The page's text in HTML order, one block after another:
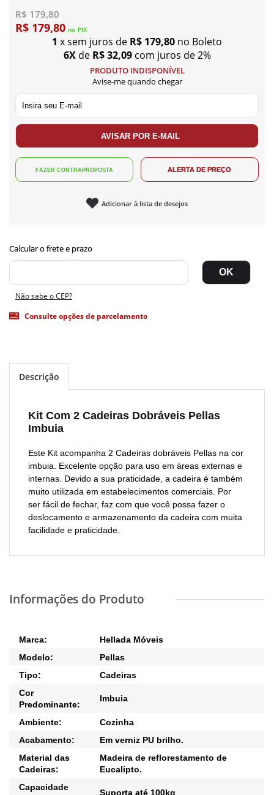
R$ 179,80
R$ 179,80 no PIX
1 x sem juros de R$ 179,80 no Boleto
6Xde R$ 32,09 com juros de 2%
PRODUTO INDISPONÍVEL
Avise-me quando chegar
Adicionar à lista de desejos
Não sabe o CEP?
Consulte opções de parcelamento
Descrição
Kit Com 2 Cadeiras Dobráveis Pellas
Imbuia
Este Kit acompanha 2 Cadeiras dobráveis Pellas na cor
imbuia. Excelente opção para uso em áreas externas e
internas. Devido a sua praticidade, a cadeira é também
muito utilizada em estabelecimentos comerciais. Por
ser fácil de fechar, faz com que você possa fazer o
deslocamento e armazenamento da cadeira com muita
facilidade e praticidade.
Marca:
Hellada Móveis
Modelo:
Pellas
Tipo:
Cadeiras
Cor
Predominante:
Imbuia
Ambiente:
Cozinha
Acabamento:
Em verniz PU brilho.
Material das
Cadeiras:
Madeira de reflorestamento de
Eucalipto.
Capacidade
Suporta até 100kg